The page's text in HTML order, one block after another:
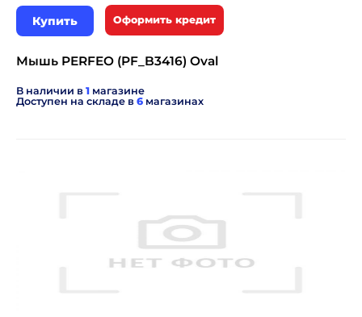
Купить Оформить кредит
Мышь PERFEO (PF_B3416) Oval
В наличии в 1 магазине
Доступен на складе в 6 магазинах